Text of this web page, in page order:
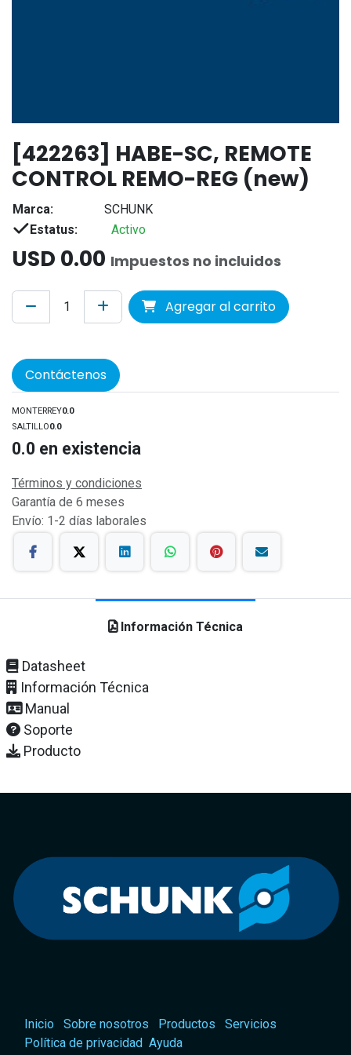
[422263] HABE-SC, REMOTE
CONTROL REMO-REG (new)
Marca:
SCHUNK
Estatus:
Activo
USD 0.00 Impuestos no incluidos
Agregar al carrito
Contáctenos
MONTERREY0.0
SALTILLO0.0
0.0 en existencia
Términos y condiciones
Garantía de 6 meses
Envío: 1-2 días laborales
Información Técnica
Datasheet
Información Técnica
Manual
Soporte
Producto
Inicio Sobre nosotros Productos
Servicios
Política de privacidad Ayuda